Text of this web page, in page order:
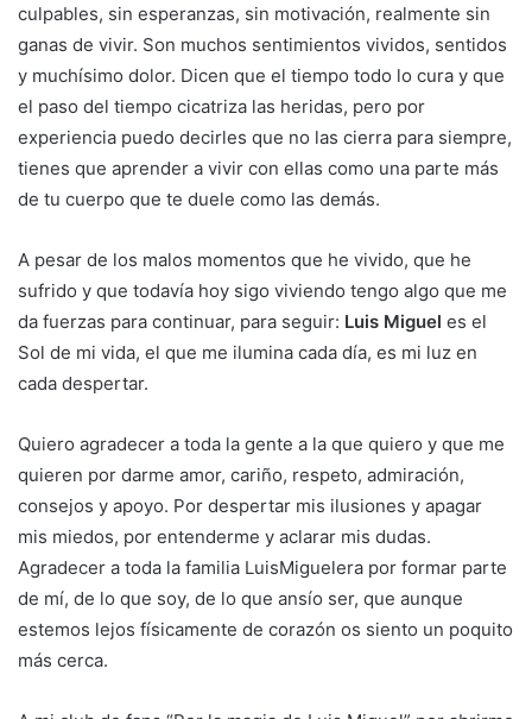
culpables, sin esperanzas, sin motivación, realmente sin
ganas de vivir. Son muchos sentimientos vividos, sentidos
y muchísimo dolor. Dicen que el tiempo todo lo cura y que
el paso del tiempo cicatriza las heridas, pero por
experiencia puedo decirles que no las cierra para siempre,
tienes que aprender a vivir con ellas como una parte más
de tu cuerpo que te duele como las demás.
A pesar de los malos momentos que he vivido, que he
sufrido y que todavía hoy sigo viviendo tengo algo que me
da fuerzas para continuar, para seguir: Luis Miguel es el
Sol de mi vida, el que me ilumina cada día, es mi luz en
cada despertar.
Quiero agradecer a toda la gente a la que quiero y que me
quieren por darme amor, cariño, respeto, admiración,
consejos y apoyo. Por despertar mis ilusiones y apagar
mis miedos, por entenderme y aclarar mis dudas.
Agradecer a toda la familia LuisMiguelera por formar parte
de mí, de lo que soy, de lo que ansío ser, que aunque
estemos lejos físicamente de corazón os siento un poquito
más cerca.